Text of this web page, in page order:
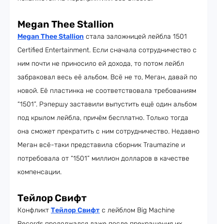
Megan Thee Stallion
Megan Thee Stallion стала заложницей лейбла 1501
Certified Entertainment. Если сначала сотрудничество с
ним почти не приносило ей дохода, то потом лейбл
забраковал весь её альбом. Всё не то, Меган, давай по
новой. Её пластинка не соответствовала требованиям
“1501”. Рэпершу заставили выпустить ещё один альбом
под крылом лейбла, причём бесплатно. Только тогда
она сможет прекратить с ним сотрудничество. Недавно
Меган всё-таки представила сборник Traumazine и
потребовала от “1501” миллион долларов в качестве
компенсации.
Тейлор Свифт
Конфликт Тейлор Свифт с лейблом Big Machine